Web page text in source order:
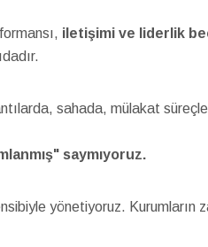
iletişimi ve liderlik
sahada, mülakat
saymıyoruz.
yönetiyoruz. Kurumların